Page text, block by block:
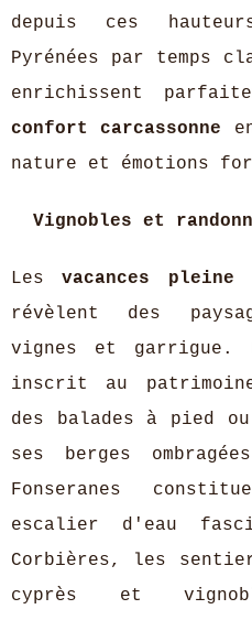
depuis ces
Pyrénées par temps
enrichissent
confort carcassonne
nature et émotions
Vignobles et
Lesvacances pleine
révèlent des
vignes et garrigue.
inscrit au
des balades à pied
ses berges
Fonseranes
escalier d'eau
Corbières, les
cyprès et